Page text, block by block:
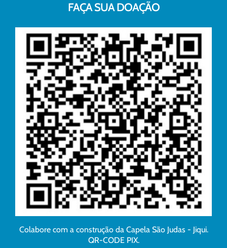
FAÇA SUA DOAÇÃO
Colabore com a construção da Capela São Judas - Jiqui.
QR-CODE PIX.